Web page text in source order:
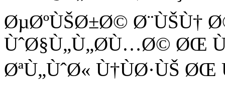
ØµØºÙŠØ±Ø© Ø¨ÙŠÙ†
ÙˆØ§Ù„Ù„Ø­Ù…Ø© ØŒ
ØªÙ„ÙˆØ« Ù†ÙØ·ÙŠ